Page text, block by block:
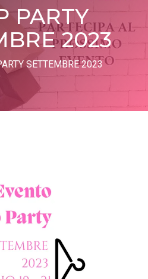
PARTY
2023
SETTEMBRE 2023